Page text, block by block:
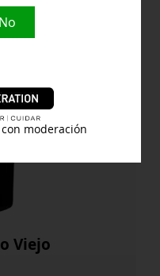
Viejo
No
moderación